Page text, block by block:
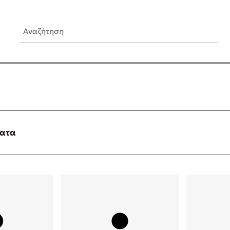
Αναζήτηση
είναι «το πρόβλημα»
Συγχαρητήρια, Πέθανες!